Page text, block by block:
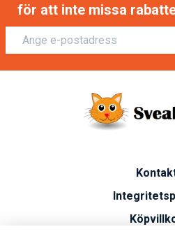
för att inte missa